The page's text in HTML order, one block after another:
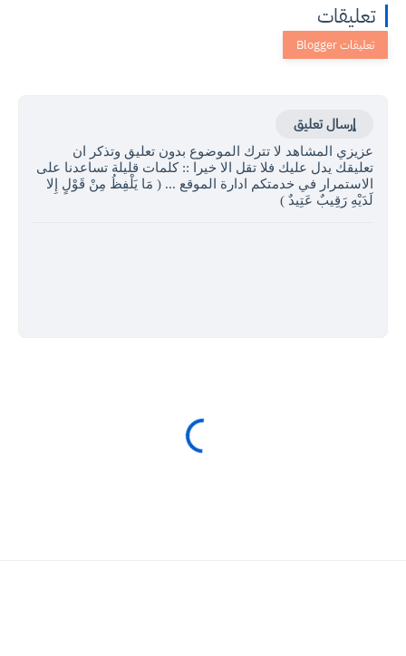
تعليقات
إرسال تعليق
عزيزي المشاهد لا تترك الموضوع بدون تعليق وتذكر ان
تعليقك يدل عليك فلا تقل الا خيرا :: كلمات قليلة تساعدنا على
الاستمرار في خدمتكم ادارة الموقع ... ( مَا يَلْفِظُ مِنْ قَوْلٍ إِلا
لَدَيْهِ رَقِيبٌ عَتِيدٌ )